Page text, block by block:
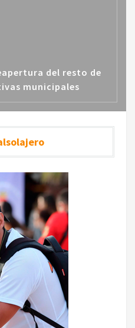
del resto de
municipales